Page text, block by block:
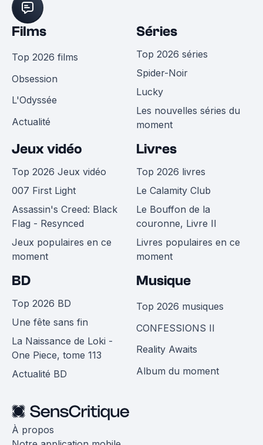
Films
Top 2026 films
Obsession
L'Odyssée
Actualité
Séries
Top 2026 séries
Spider-Noir
Lucky
Les nouvelles séries du
moment
Jeux vidéo
Top 2026 Jeux vidéo
007 First Light
Assassin's Creed: Black
Flag - Resynced
Jeux populaires en ce
moment
Livres
Top 2026 livres
Le Calamity Club
Le Bouffon de la
couronne, Livre II
Livres populaires en ce
moment
BD
Top 2026 BD
Une fête sans fin
La Naissance de Loki -
One Piece, tome 113
Actualité BD
Musique
Top 2026 musiques
CONFESSIONS II
Reality Awaits
Album du moment
À propos